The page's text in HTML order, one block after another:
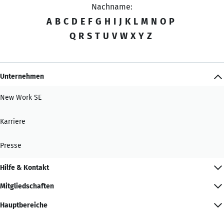
Nachname:
A B C D E F G H I J K L M N O P
Q R S T U V W X Y Z
Unternehmen
New Work SE
Karriere
Presse
Hilfe & Kontakt
Mitgliedschaften
Hauptbereiche